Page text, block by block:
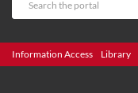
Information Access Library